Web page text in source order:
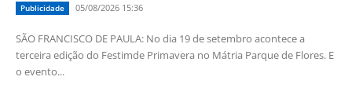
Publicidade 05/08/2026 15:36
SÃO FRANCISCO DE PAULA: No dia 19 de setembro acontece a
terceira edição do Festimde Primavera no Mátria Parque de Flores. E
o evento...